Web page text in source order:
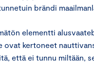
brändi
elementti
ovat kertoneet
että ei tunnu miltään,